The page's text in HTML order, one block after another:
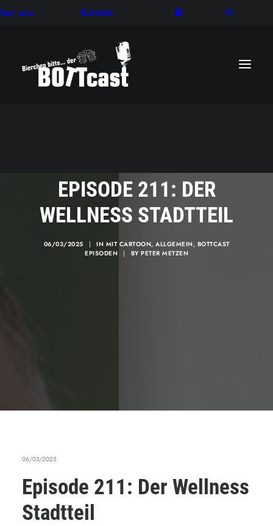
uns Kontakt
EPISODE 211: DER
WELLNESS STADTTEIL
06/03/2025 | IN MIT CARTOON, ALLGEMEIN, BOTTCAST
EPISODEN
| BY PETER METZEN
06/03/2025
Episode 211: Der Wellness
Stadtteil